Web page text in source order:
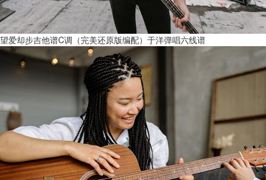
望爱却步吉他谱C调（完美还原版编配）于洋弹唱六线谱